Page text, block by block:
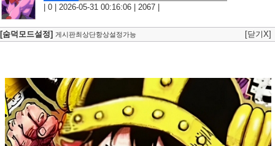
| 0 | 2026-05-31 00:16:06 | 2067 |
[숨덕모드설정] 게시판최상단항상설정가능 [닫기X]